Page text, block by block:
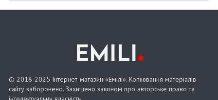
EMILI.
© 2018-2025 Інтернет-магазин «Емілі». Копіювання матеріалів
сайту заборонено. Захищено законом про авторське право та